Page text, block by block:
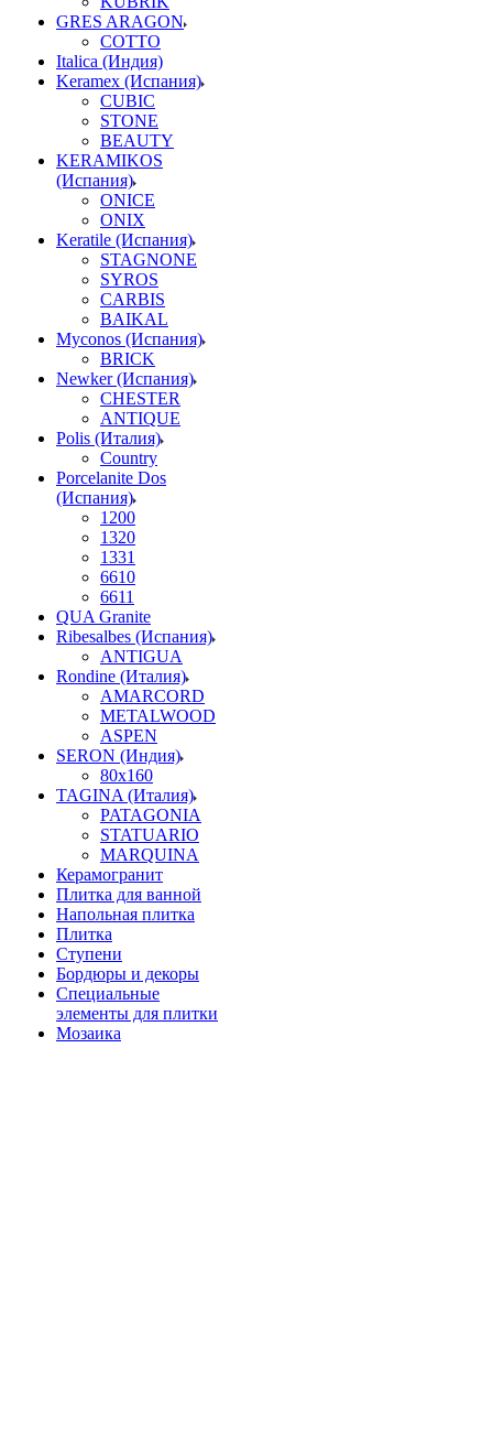
GRES ARAGON
COTTO
Italica (Индия)
Keramex (Испания)
CUBIC
STONE
BEAUTY
KERAMIKOS
(Испания)
ONICE
ONIX
Keratile (Испания)
STAGNONE
SYROS
CARBIS
BAIKAL
Myconos (Испания)
BRICK
Newker (Испания)
CHESTER
ANTIQUE
Polis (Италия)
Country
Porcelanite Dos
(Испания)
1200
1320
1331
6610
6611
QUA Granite
Ribesalbes (Испания)
ANTIGUA
Rondine (Италия)
AMARCORD
METALWOOD
ASPEN
SERON (Индия)
80x160
TAGINA (Италия)
PATAGONIA
STATUARIO
MARQUINA
Керамогранит
Плитка для ванной
Напольная плитка
Плитка
Ступени
Бордюры и декоры
Специальные
элементы для плитки
Мозаика